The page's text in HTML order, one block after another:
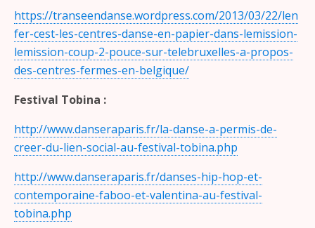
https://transeendanse.wordpress.com/2013/03/22/len
fer-cest-les-centres-danse-en-papier-dans-lemission-
lemission-coup-2-pouce-sur-telebruxelles-a-propos-
des-centres-fermes-en-belgique/
Festival Tobina :
http://www.danseraparis.fr/la-danse-a-permis-de-
creer-du-lien-social-au-festival-tobina.php
http://www.danseraparis.fr/danses-hip-hop-et-
contemporaine-faboo-et-valentina-au-festival-
tobina.php